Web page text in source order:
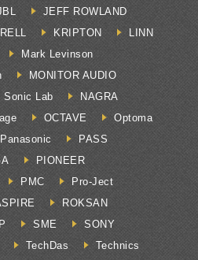
JEFF ROWLAND
KRIPTON
LINN
Mark Levinson
MONITOR AUDIO
Sonic Lab
NAGRA
OCTAVE
Optoma
Panasonic
PASS
PIONEER
PMC
Pro-Ject
ROKSAN
SME
SONY
TechDas
Technics